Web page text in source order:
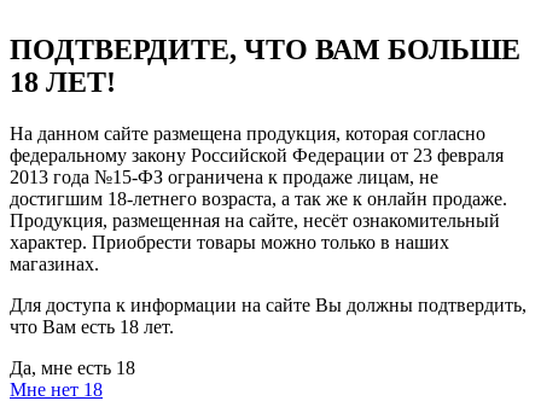
ПОДТВЕРДИТЕ, ЧТО ВАМ БОЛЬШЕ
18 ЛЕТ!
На данном сайте размещена продукция, которая согласно
федеральному закону Российской Федерации от 23 февраля
2013 года №15-ФЗ ограничена к продаже лицам, не
достигшим 18-летнего возраста, а так же к онлайн продаже.
Продукция, размещенная на сайте, несёт ознакомительный
характер. Приобрести товары можно только в наших
магазинах.
Для доступа к информации на сайте Вы должны подтвердить,
что Вам есть 18 лет.
Да, мне есть 18
Мне нет 18